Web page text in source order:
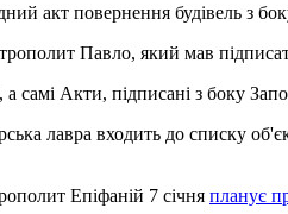
акт повернення будівель з
Павло, який мав
самі Акти, підписані з боку
лавра входить до списку
Епіфаній 7 січня планує